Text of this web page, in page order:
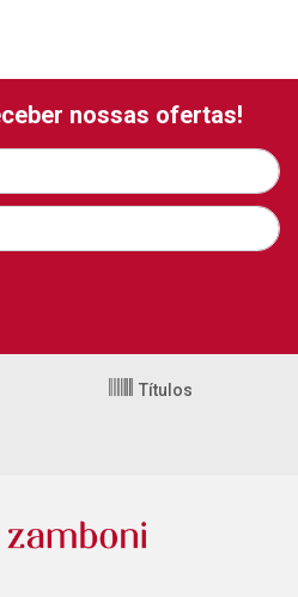
nossas ofertas!
Títulos